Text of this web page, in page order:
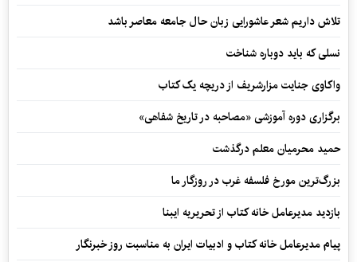
تلاش داریم شعر عاشورایی زبان حال جامعه معاصر باشد
نسلی که باید دوباره شناخت
واکاوی جنایت مزارشریف از دریچه یک کتاب
برگزاری دوره آموزشی «مصاحبه در تاریخ شفاهی»
حمید محرمیان معلم درگذشت
بزرگ‌ترین مورخ فلسفه غرب در روزگار ما
بازدید مدیرعامل خانه کتاب از تحریریه ایبنا
پیام مدیرعامل خانه کتاب و ادبیات ایران به مناسبت روز خبرنگار